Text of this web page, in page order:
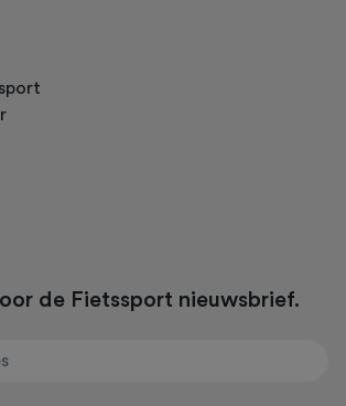
de Fietssport nieuwsbrief.